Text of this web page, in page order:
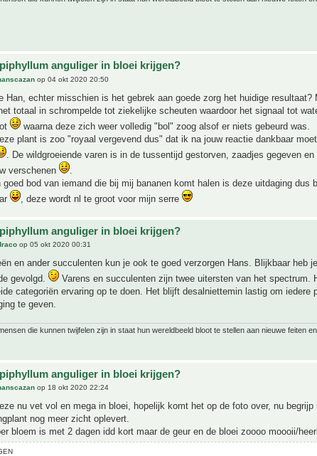
anguliger in bloei krijgen?
op 04 okt 2020 20:50
Han, echter misschien is het gebrek aan goede zorg het huidige resultaat?
totaal in schrompelde tot ziekelijke scheuten waardoor het signaal tot
waarna deze zich weer volledig "bol" zoog alsof er niets gebeurd was.
plant is zoo "royaal vergevend dus" dat ik na jouw reactie dankbaar
. De wildgroeiende varen is in de tussentijd gestorven, zaadjes gegeven
verschenen
goed bod van iemand die bij mij bananen komt halen is deze uitdaging dus
, deze wordt nl te groot voor mijn serre
anguliger in bloei krijgen?
op 05 okt 2020 00:31
en ander succulenten kun je ook te goed verzorgen Hans. Blijkbaar heb
gevolgd.
Varens en succulenten zijn twee uitersten van het spectrum.
categoriën ervaring op te doen. Het blijft desalniettemin lastig om iedere
te geven.
die kunnen twijfelen zijn in staat hun wereldbeeld bloot te stellen aan nieuwe feiten
anguliger in bloei krijgen?
op 18 okt 2020 22:24
nu vet vol en mega in bloei, hopelijk komt het op de foto over, nu begrijp
nog meer zicht oplevert.
bloem is met 2 dagen idd kort maar de geur en de bloei zoooo moooii/